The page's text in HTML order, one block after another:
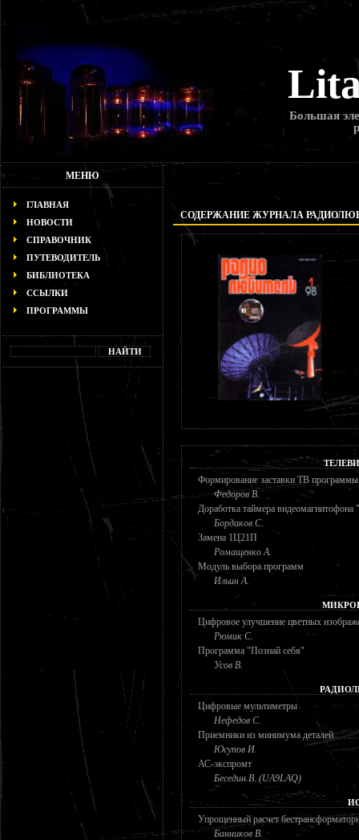
Большая
МЕНЮ
ГЛАВНАЯ
НОВОСТИ
СПРАВОЧНИК
ПУТЕВОДИТЕЛЬ
БИБЛИОТЕКА
ССЫЛКИ
ПРОГРАММЫ
СОДЕРЖАНИЕ ЖУРНАЛА
Формирование заставки ТВ программы
Федоров В.
Доработка таймера
Бордаков С.
Замена 1Ц21П
Ромащенко А.
Модуль выбора программ
Ильин А.
Цифровое улучшение цветных
Рюмик С.
Программа "Познай себя"
Усов В.
Цифровые мультиметры
Нефедов С.
Приемники из минимума деталей
Юсупов И.
АС-экспромт
Беседин В. (UA9LAQ)
Упрощенный расчет
Банников В.